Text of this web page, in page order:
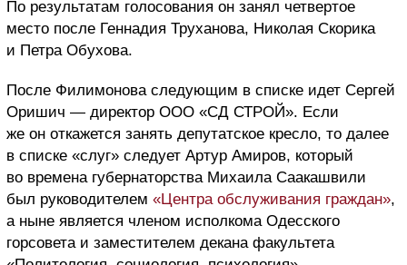
По результатам голосования он занял четвертое
место после Геннадия Труханова, Николая Скорика
и Петра Обухова.
После Филимонова следующим в списке идет Сергей
Оришич — директор ООО «СД СТРОЙ». Если
же он откажется занять депутатское кресло, то далее
в списке «слуг» следует Артур Амиров, который
во времена губернаторства Михаила Саакашвили
был руководителем «Центра обслуживания граждан»,
а ныне является членом исполкома Одесского
горсовета и заместителем декана факультета